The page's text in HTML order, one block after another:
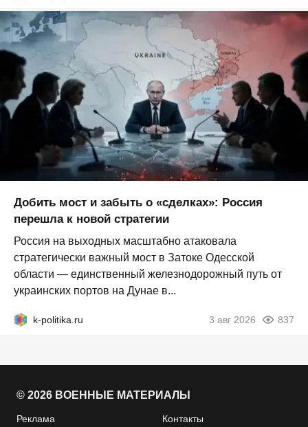
Добить мост и забыть о «сделках»: Россия
перешла к новой стратегии
Россия на выходных масштабно атаковала
стратегически важный мост в Затоке Одесской
области — единственный железнодорожный путь от
украинских портов на Дунае в...
k-politika.ru 3 авг 2026 837
© 2026 ВОЕННЫЕ МАТЕРИАЛЫ
Реклама Контакты